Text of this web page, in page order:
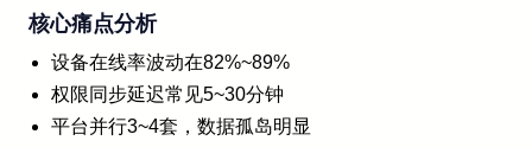
核心痛点分析
设备在线率波动在82%~89%
权限同步延迟常见5~30分钟
平台并行3~4套，数据孤岛明显